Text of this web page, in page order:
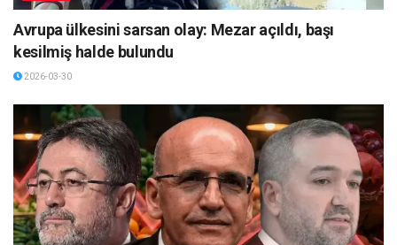
Avrupa ülkesini sarsan olay: Mezar açıldı, başı
kesilmiş halde bulundu
2026-03-30